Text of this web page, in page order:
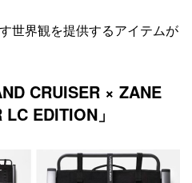
世界観を提供するアイテムが
CRUISER × ZANE
EDITION」